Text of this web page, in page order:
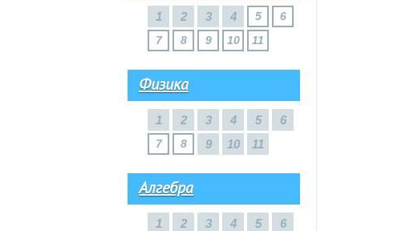
1 2 3 4 5
6
7
8 9 10 11
Физика
1 2 3 4 5 6
7 8 9 10 11
Алгебра
1 2 3 4 5 6